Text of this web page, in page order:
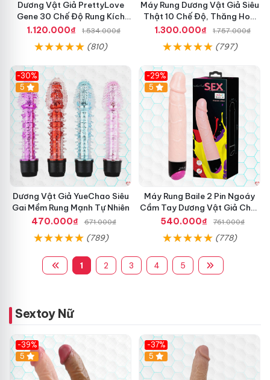
Dương Vật Giả PrettyLove
Gene 30 Chế Độ Rung Kích
Thích Cảm Biến Âm Thanh
1.120.000₫ 1.534.000₫
(810)
Máy Rung Dương Vật Giả Siêu
Thật 10 Chế Độ, Thăng Hoa
Tối Ưu
1.300.000₫ 1.757.000₫
(797)
-30%
Hot
5
Dương Vật Giả YueChao Siêu
Gai Mềm Rung Mạnh Tự Nhiên
470.000₫
671.000₫
(789)
-29%
Hot
5
Máy Rung Baile 2 Pin Ngoáy
Cầm Tay Dương Vật Giả Chất
Lượng
540.000₫ 761.000₫
(778)
1 2 3 4 5
Sextoy Nữ
-39%
Hot
5
-37%
5